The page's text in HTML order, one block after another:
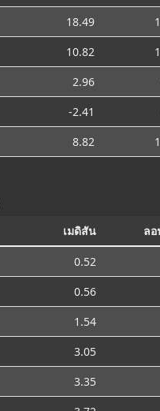
18.49
10.82
2.96
-2.41
8.82
เมดิสัน ล
0.52
0.56
1.54
3.05
3.35